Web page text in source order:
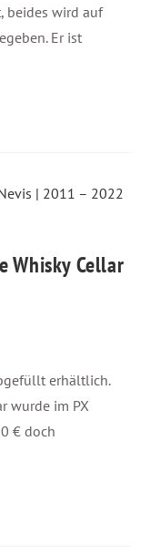
beides wird auf
Er ist
Whisky Cellar
erhältlich.
wurde im PX
€ doch